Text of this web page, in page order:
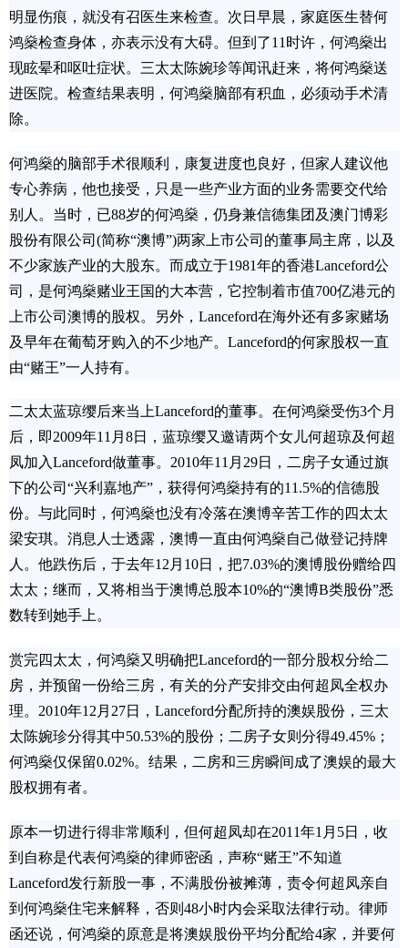
明显伤痕，就没有召医生来检查。次日早晨，家庭医生替何
鸿燊检查身体，亦表示没有大碍。但到了11时许，何鸿燊出
现眩晕和呕吐症状。三太太陈婉珍等闻讯赶来，将何鸿燊送
进医院。检查结果表明，何鸿燊脑部有积血，必须动手术清
除。
何鸿燊的脑部手术很顺利，康复进度也良好，但家人建议他
专心养病，他也接受，只是一些产业方面的业务需要交代给
别人。当时，已88岁的何鸿燊，仍身兼信德集团及澳门博彩
股份有限公司(简称“澳博”)两家上市公司的董事局主席，以及
不少家族产业的大股东。而成立于1981年的香港Lanceford公
司，是何鸿燊赌业王国的大本营，它控制着市值700亿港元的
上市公司澳博的股权。另外，Lanceford在海外还有多家赌场
及早年在葡萄牙购入的不少地产。Lanceford的何家股权一直
由“赌王”一人持有。
二太太蓝琼缨后来当上Lanceford的董事。在何鸿燊受伤3个月
后，即2009年11月8日，蓝琼缨又邀请两个女儿何超琼及何超
凤加入Lanceford做董事。2010年11月29日，二房子女通过旗
下的公司“兴利嘉地产”，获得何鸿燊持有的11.5%的信德股
份。与此同时，何鸿燊也没有冷落在澳博辛苦工作的四太太
梁安琪。消息人士透露，澳博一直由何鸿燊自己做登记持牌
人。他跌伤后，于去年12月10日，把7.03%的澳博股份赠给四
太太；继而，又将相当于澳博总股本10%的“澳博B类股份”悉
数转到她手上。
赏完四太太，何鸿燊又明确把Lanceford的一部分股权分给二
房，并预留一份给三房，有关的分产安排交由何超凤全权办
理。2010年12月27日，Lanceford分配所持的澳娱股份，三太
太陈婉珍分得其中50.53%的股份；二房子女则分得49.45%；
何鸿燊仅保留0.02%。结果，二房和三房瞬间成了澳娱的最大
股权拥有者。
原本一切进行得非常顺利，但何超凤却在2011年1月5日，收
到自称是代表何鸿燊的律师密函，声称“赌王”不知道
Lanceford发行新股一事，不满股份被摊薄，责令何超凤亲自
到何鸿燊住宅来解释，否则48小时内会采取法律行动。律师
函还说，何鸿燊的原意是将澳娱股份平均分配给4家，并要何